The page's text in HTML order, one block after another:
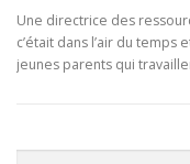
Une directrice des
c’était dans l’air du
jeunes parents qui